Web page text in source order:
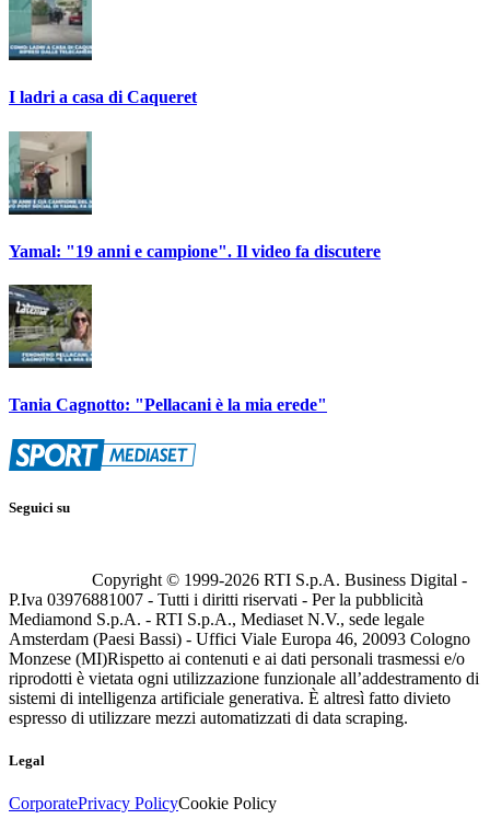
I ladri a casa di Caqueret
Yamal: "19 anni e campione". Il video fa discutere
Tania Cagnotto: "Pellacani è la mia erede"
Seguici su
Copyright © 1999-2026 RTI S.p.A. Business Digital -
P.Iva 03976881007 - Tutti i diritti riservati - Per la pubblicità
Mediamond S.p.A. - RTI S.p.A., Mediaset N.V., sede legale
Amsterdam (Paesi Bassi) - Uffici Viale Europa 46, 20093 Cologno
Monzese (MI)Rispetto ai contenuti e ai dati personali trasmessi e/o
riprodotti è vietata ogni utilizzazione funzionale all’addestramento di
sistemi di intelligenza artificiale generativa. È altresì fatto divieto
espresso di utilizzare mezzi automatizzati di data scraping.
Legal
CorporatePrivacy PolicyCookie Policy